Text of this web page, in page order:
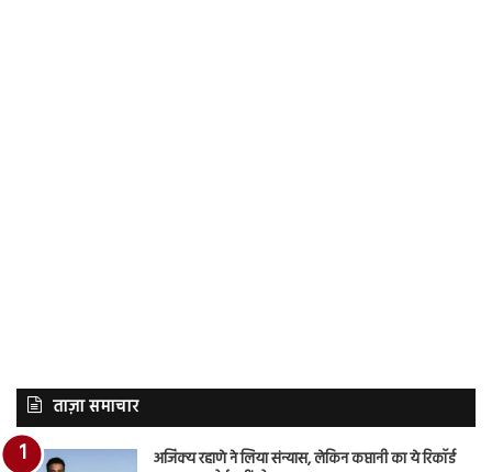
ताज़ा समाचार
अजिंक्य रहाणे ने लिया संन्यास, लेकिन कप्तानी का ये रिकॉर्ड